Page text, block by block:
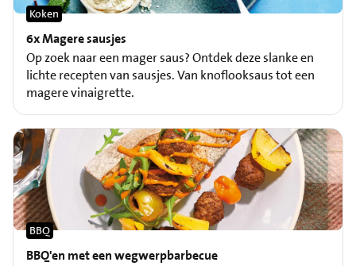
6x Magere sausjes
Koken
Op zoek naar een mager saus? Ontdek deze slanke en
lichte recepten van sausjes. Van knoflooksaus tot een
magere vinaigrette.
BBQ'en met een wegwerpbarbecue
BBQ